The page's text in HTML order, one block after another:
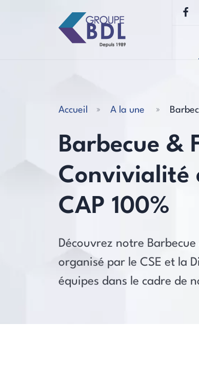
Accueil A la une
Barbecue &
Convivialité
CAP 100%
Découvrez notre
organisé par le CSE et la
équipes dans le cadre de